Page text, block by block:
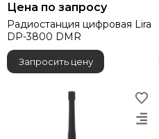
Цена по запросу
Радиостанция цифровая Lira
DP-3800 DMR
Запросить цену